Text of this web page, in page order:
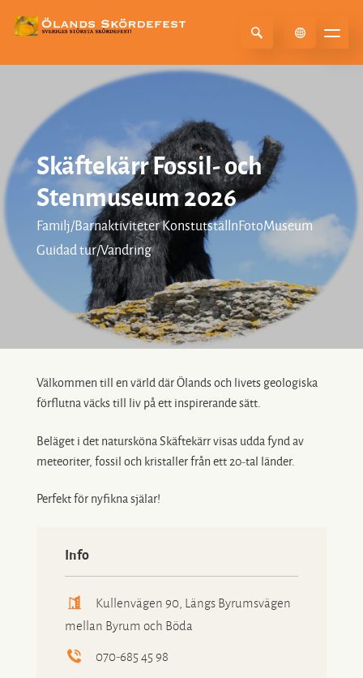
Skäftekärr Fossil- och
Stenmuseum 2026
Familj/Barnaktiviteter KonstutställnFotoMuseum
Guidad tur/Vandring
Välkommen till en värld där Ölands och livets geologiska
förflutna väcks till liv på ett inspirerande sätt.
Beläget i det natursköna Skäftekärr visas udda fynd av
meteoriter, fossil och kristaller från ett 20-tal länder.
Perfekt för nyfikna själar!
Info
Kullenvägen 90, Längs Byrumsvägen
mellan Byrum och Böda
070-685 45 98